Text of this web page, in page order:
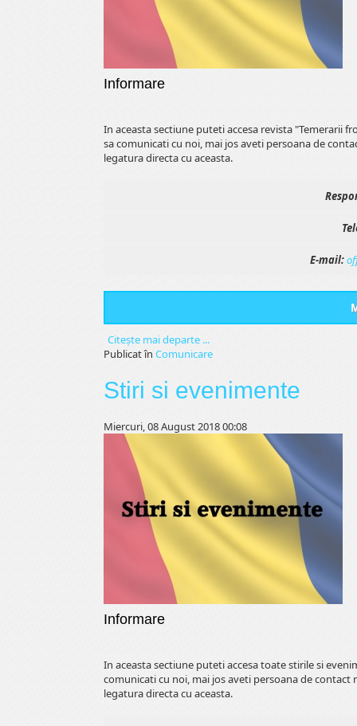
Informare
In aceasta sectiune puteti accesa revista "Temerarii
sa comunicati cu noi, mai jos aveti persoana de
legatura directa cu aceasta.
E-mail:
Citeşte mai departe ...
Publicat în Comunicare
Stiri si evenimente
Miercuri, 08 August 2018 00:08
Informare
In aceasta sectiune puteti accesa toate stirile si
comunicati cu noi, mai jos aveti persoana de
legatura directa cu aceasta.